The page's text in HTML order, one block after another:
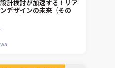
計検討が加速する！リア
デザインの未来（その